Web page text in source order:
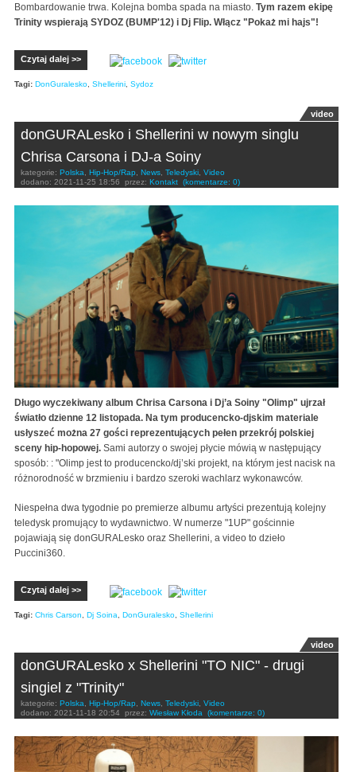
Bombardowanie trwa. Kolejna bomba spada na miasto. Tym razem ekipę
Trinity wspierają SYDOZ (BUMP'12) i Dj Flip. Włącz "Pokaż mi hajs"!
Czytaj dalej >>
Tagi: DonGuralesko Shellerini Sydoz
video
donGURALesko i Shellerini w nowym singlu
Chrisa Carsona i DJ-a Soiny
kategorie: Polska Hip-Hop/Rap News Teledyski Video
dodano: 2021-11-25 18:56 przez: Kontakt (komentarze: 0)
Długo wyczekiwany album Chrisa Carsona i Dj’a Soiny "Olimp" ujrzał
światło dzienne 12 listopada. Na tym producencko-djskim materiale
usłyszeć można 27 gości reprezentujących pełen przekrój polskiej
sceny hip-hopowej. Sami autorzy o swojej płycie mówią w następujący
sposób: : "Olimp jest to producencko/dj’ski projekt, na którym jest nacisk na
różnorodność w brzmieniu i bardzo szeroki wachlarz wykonawców.
Niespełna dwa tygodnie po premierze albumu artyści prezentują kolejny
teledysk promujący to wydawnictwo. W numerze "1UP" gościnnie
pojawiają się donGURALesko oraz Shellerini, a video to dzieło
Puccini360.
Czytaj dalej >>
Tagi: Chris Carson, Dj Soina, DonGuralesko, Shellerini
video
donGURALesko x Shellerini "TO NIC" - drugi
singiel z "Trinity"
kategorie: Polska, Hip-Hop/Rap, News, Teledyski, Video
dodano: 2021-11-18 20:54 przez: Wiesław Kłoda (komentarze: 0)